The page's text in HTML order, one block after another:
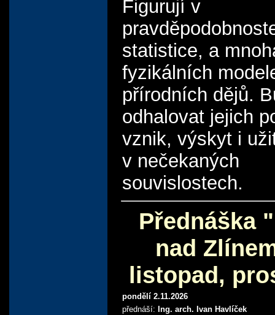
Figurují v
statistice, a
fyzikálních
přírodních dějů.
odhalovat jejich
vznik, výskyt i
v nečekaných
souvislostech.
Přednáška
nad
listopad,
pondělí 2.11.2026
přednáší: Ing. arch. Ivan Havlíček